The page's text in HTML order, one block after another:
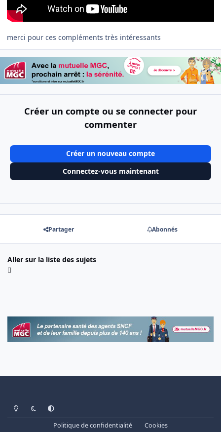
merci pour ces compléments très intéressants
Créer un compte ou se connecter pour
commenter
Créer un nouveau compte
Connectez-vous maintenant
Partager Abonnés
Aller sur la liste des sujets
Light ModeDark ModeSystem Preference
Politique de confidentialité Cookies